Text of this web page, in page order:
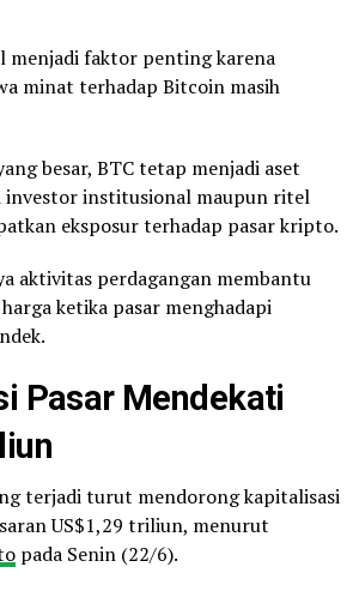
menjadi faktor penting karena
minat terhadap Bitcoin masih
besar, BTC tetap menjadi aset
investor institusional maupun ritel
eksposur terhadap pasar kripto.
aktivitas perdagangan membantu
ketika pasar menghadapi
Pasar Mendekati
terjadi turut mendorong kapitalisasi
US$1,29 triliun, menurut
pada Senin (22/6).